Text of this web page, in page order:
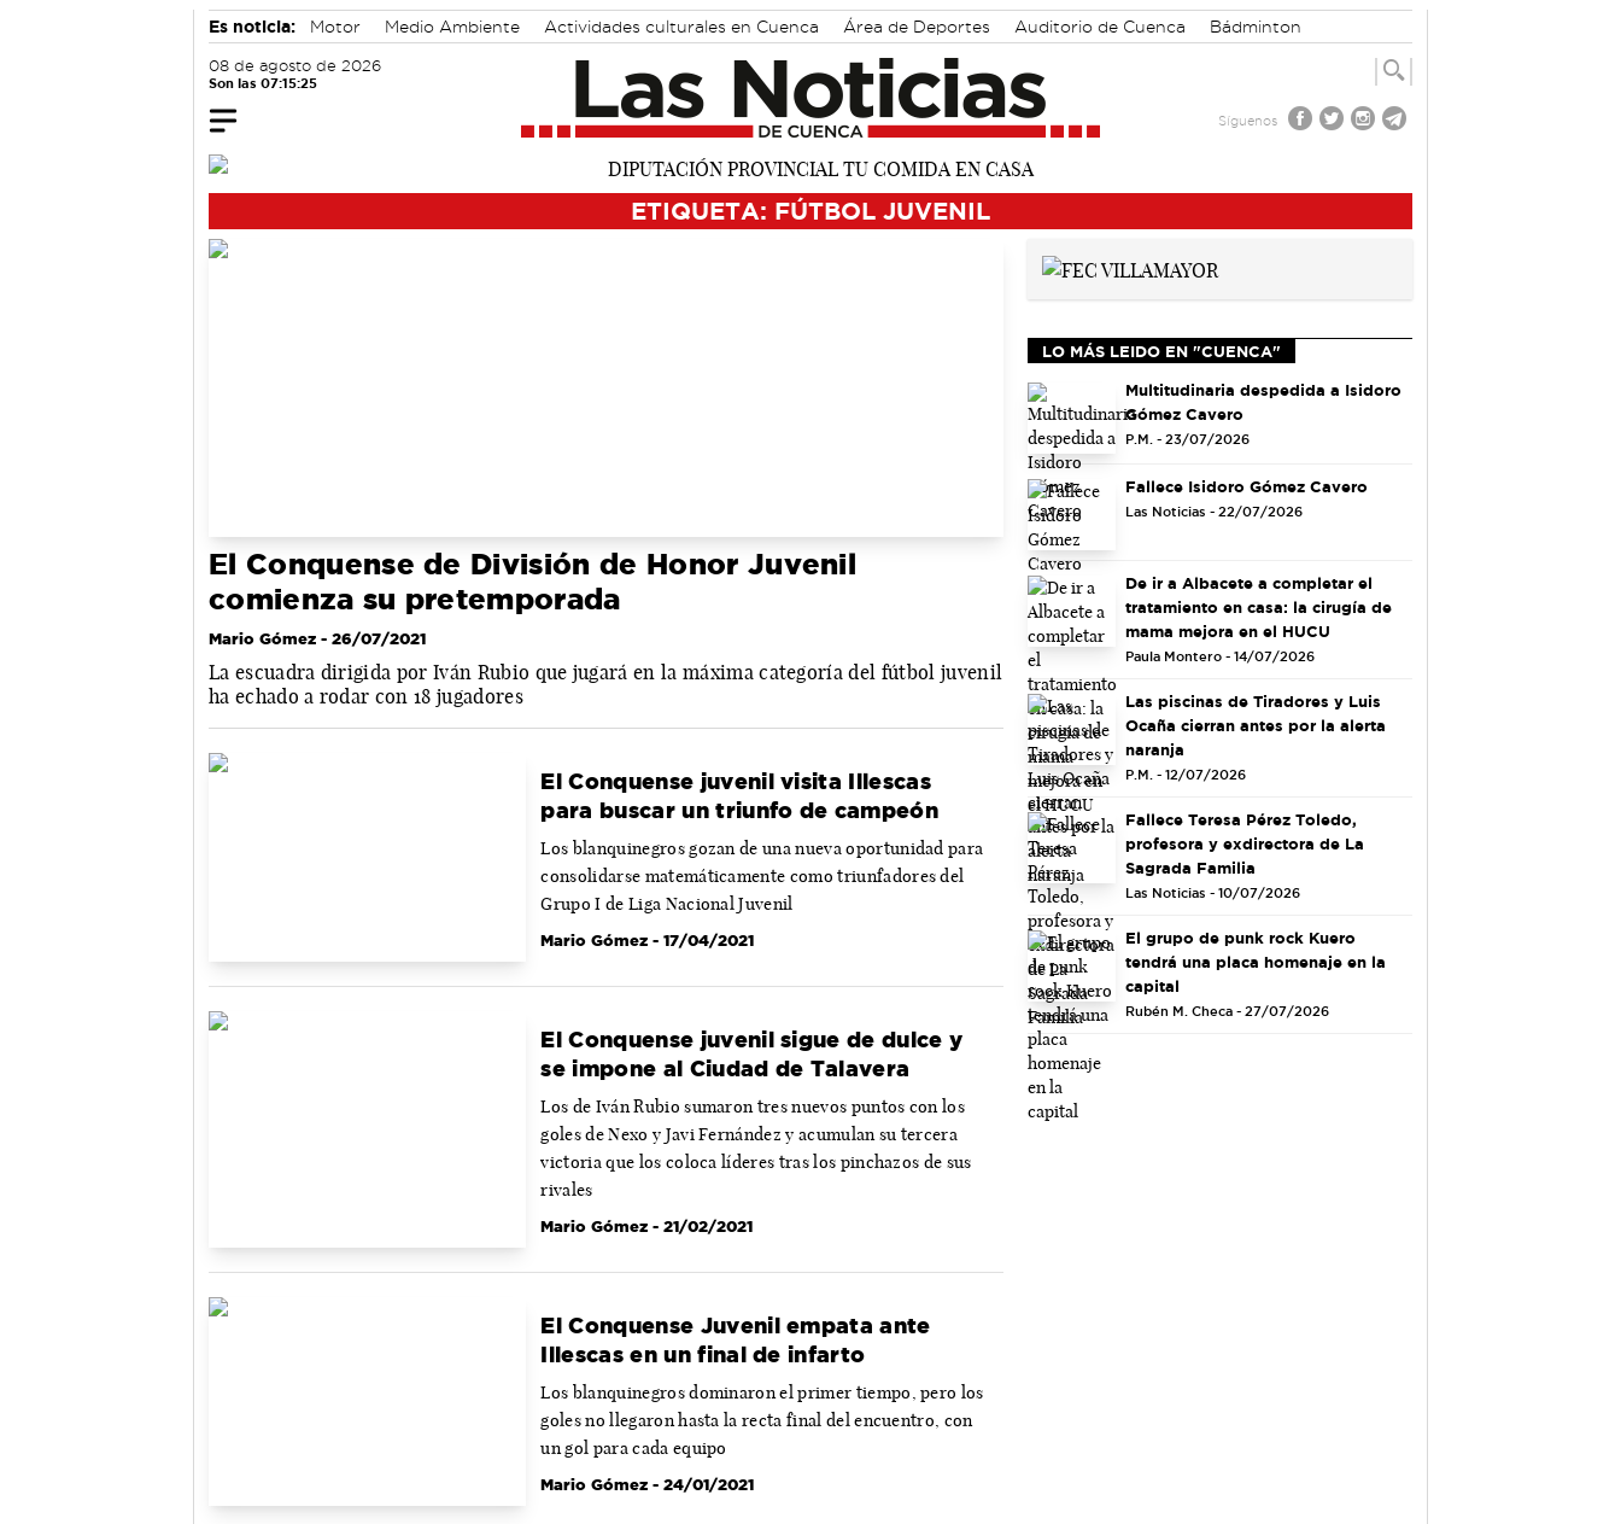
Es noticia: Motor Medio Ambiente Actividades culturales en Cuenca Área de Deportes Auditorio de Cuenca
Bádminton
08 de agosto de 2026
Son las 07:15:25
Síguenos
ETIQUETA: FÚTBOL JUVENIL
El Conquense de División de Honor Juvenil
comienza su pretemporada
Mario Gómez - 26/07/2021
La escuadra dirigida por Iván Rubio que jugará en la máxima categoría del fútbol juvenil
ha echado a rodar con 18 jugadores
El Conquense juvenil visita Illescas
para buscar un triunfo de campeón
Los blanquinegros gozan de una nueva oportunidad para
consolidarse matemáticamente como triunfadores del
Grupo I de Liga Nacional Juvenil
Mario Gómez - 17/04/2021
El Conquense juvenil sigue de dulce y
se impone al Ciudad de Talavera
Los de Iván Rubio sumaron tres nuevos puntos con los
goles de Nexo y Javi Fernández y acumulan su tercera
victoria que los coloca líderes tras los pinchazos de sus
rivales
Mario Gómez - 21/02/2021
El Conquense Juvenil empata ante
Illescas en un final de infarto
Los blanquinegros dominaron el primer tiempo, pero los
goles no llegaron hasta la recta final del encuentro, con
un gol para cada equipo
Mario Gómez - 24/01/2021
LO MÁS LEIDO EN "CUENCA"
Multitudinaria despedida a Isidoro
Gómez Cavero
P.M. - 23/07/2026
Fallece Isidoro Gómez Cavero
Las Noticias - 22/07/2026
De ir a Albacete a completar el
tratamiento en casa: la cirugía de
mama mejora en el HUCU
Paula Montero - 14/07/2026
Las piscinas de Tiradores y Luis
Ocaña cierran antes por la alerta
naranja
P.M. - 12/07/2026
Fallece Teresa Pérez Toledo,
profesora y exdirectora de La
Sagrada Familia
Las Noticias - 10/07/2026
El grupo de punk rock Kuero
tendrá una placa homenaje en la
capital
Rubén M. Checa - 27/07/2026